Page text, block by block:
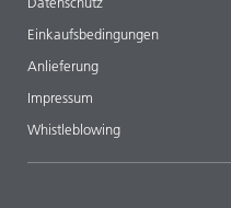
Downloads
Einkaufsbedingungen
Anlieferung
Impressum
Whistleblowing